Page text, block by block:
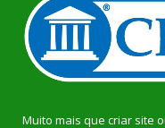
Muito mais que criar site